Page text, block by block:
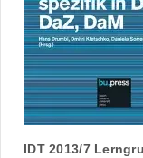
IDT 2013/7